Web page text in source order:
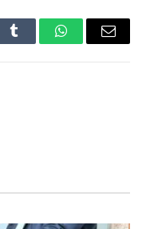
Tumblr WhatsAppEmail